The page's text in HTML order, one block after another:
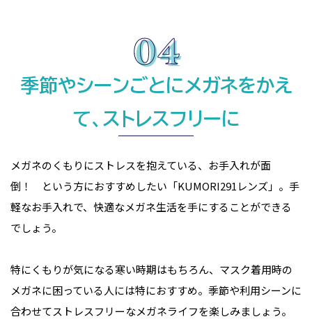
季節やシーンごとにメガネをかえ
て、ストレスフリーに
メガネのくもりにストレスを抱えている、お手入れが面
倒！ という方におすすめしたい「KUMORI291レンズ」。手
軽なお手入れで、快適なメガネ生活を手にすることができる
でしょう。
特にくもりが気になる寒い時期はもちろん、マスク着用時の
メガネに困っている人には特におすすめ。季節や利用シーンに
合わせてストレスフリーなメガネライフを楽しみましょう。